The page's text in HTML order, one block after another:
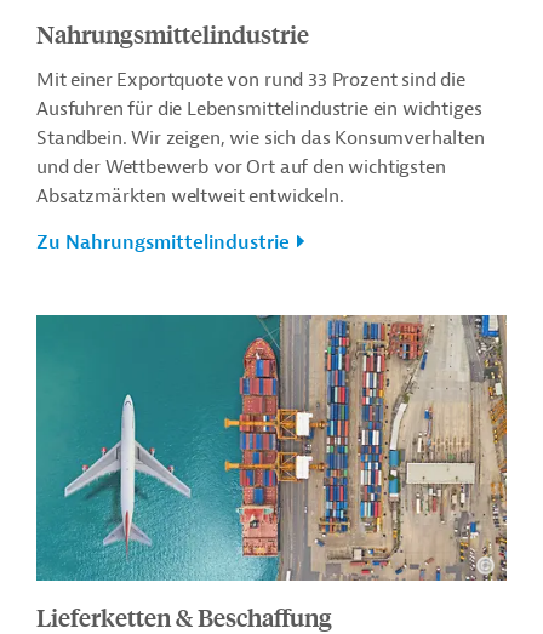
Nahrungsmittelindustrie
Mit einer Exportquote von rund 33 Prozent sind die
Ausfuhren für die Lebensmittelindustrie ein wichtiges
Standbein. Wir zeigen, wie sich das Konsumverhalten
und der Wettbewerb vor Ort auf den wichtigsten
Absatzmärkten weltweit entwickeln.
Zu Nahrungsmittelindustrie
Lieferketten & Beschaffung